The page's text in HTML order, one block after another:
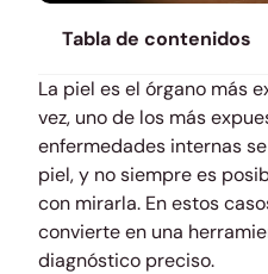
Tabla de contenidos
La piel es el órgano más
vez, uno de los más
enfermedades internas
piel, y no siempre es
con mirarla. En estos
convierte en una
diagnóstico preciso.